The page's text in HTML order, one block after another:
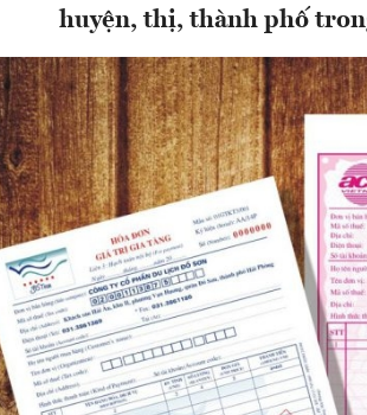
huyện, thị, thành phố